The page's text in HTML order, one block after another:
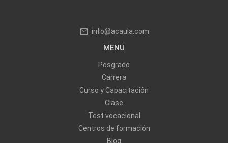
info@acaula.com
MENU
Posgrado
Carrera
Curso y Capacitación
Clase
Test vocacional
Centros de formación
Blog